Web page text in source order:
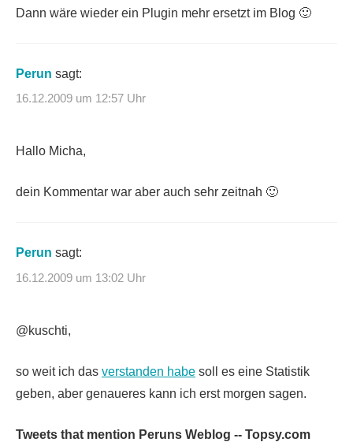
Dann wäre wieder ein Plugin mehr ersetzt im Blog 🙂
Perun sagt:
16.12.2009 um 12:57 Uhr
Hallo Micha,
dein Kommentar war aber auch sehr zeitnah 🙂
Perun sagt:
16.12.2009 um 13:02 Uhr
@kuschti,
so weit ich das verstanden habe soll es eine Statistik
geben, aber genaueres kann ich erst morgen sagen.
Tweets that mention Peruns Weblog -- Topsy.com